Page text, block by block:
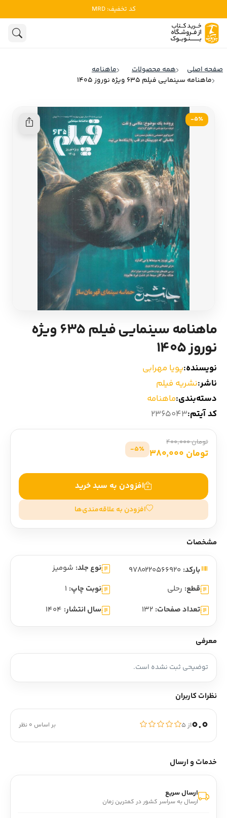
کد تخفیف: MRD
ادبیات
روانشناسی
تاریخ و سیاست
کودک و نوجوان
علوم اجتماعی
ادیان و اساطیر
مرجع و علمی
ادبیات آمریکا
ادبیات فرانسه
ادبیات ایتالیا
ادبیات روسیه
ادبیات آمریکای لاتین
ادبیات آلمان
ادبیات ترکیه
ادبیات آسیا
سایر کشورهای اروپا
داستان کوتاه
ادبیات
صفحه اصلی همه محصولات
ماهنامه
ماهنامه سینمایی فیلم 635 ویژه نوروز 1405
5٪-
ماهنامه سینمایی فیلم 635 ویژه
نوروز 1405
نویسنده:پویا مهرابی
ناشر:نشریه فیلم
دسته‌بندی:ماهنامه
کد آیتم:2365043
تومان 400,000
تومان 380,000 5٪-
افزودن به سبد خرید
افزودن به علاقه‌مندی‌ها
مشخصات
بارکد: نوع جلد: شومیز
قطع: رحلی نوبت چاپ: 1
تعداد صفحات: 132 سال انتشار: 1404
معرفی
توضیحی ثبت نشده است.
نظرات کاربران
0.0از ۵ بر اساس 0 نظر
خدمات و ارسال
ارسال سریع
ارسال به سراسر کشور در کمترین زمان